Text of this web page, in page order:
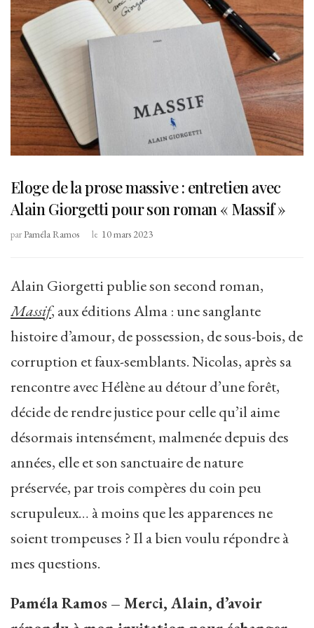
Eloge de la prose massive : entretien avec
Alain Giorgetti pour son roman « Massif »
parPaméla Ramos le 10 mars 2023
Alain Giorgetti publie son second roman,
Massif, aux éditions Alma : une sanglante
histoire d’amour, de possession, de sous-bois, de
corruption et faux-semblants. Nicolas, après sa
rencontre avec Hélène au détour d’une forêt,
décide de rendre justice pour celle qu’il aime
désormais intensément, malmenée depuis des
années, elle et son sanctuaire de nature
préservée, par trois compères du coin peu
scrupuleux… à moins que les apparences ne
soient trompeuses ? Il a bien voulu répondre à
mes questions.
Paméla Ramos – Merci, Alain, d’avoir